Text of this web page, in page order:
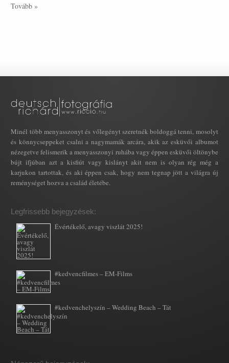
Tovább »
Minél több menyasszonyt és vőlegényt szeretnék boldoggá tenni, mosolyt
és könnycseppeket csalni a nagymamák arcára, akik az esküvői albumot
nézegetve felismerik a menyasszonyi ruhába vagy éppen esküvői öltönybe
bújt ifjúban azt a kisfiút vagy kislányt akit nem is olyan rég még a
karjukon tartottak, és aki éppen csak, hogy nem tegnap jött a világra új
reménységet hozva a család életébe.
Legfrissebb bejegyzések:
Évértékelő, avagy viszlát 2025!
#kedvencfilmes – EM-Films
#kedvenchelyszín – Wedding Beach – Tát